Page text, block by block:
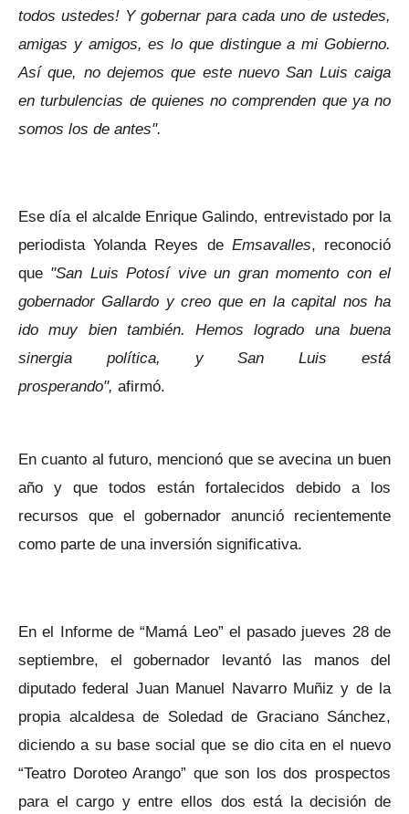
todos ustedes! Y gobernar para cada uno de ustedes,
amigas y amigos, es lo que distingue a mi Gobierno.
Así que, no dejemos que este nuevo San Luis caiga
en turbulencias de quienes no comprenden que ya no
somos los de antes".
Ese día el alcalde Enrique Galindo, entrevistado por la
periodista Yolanda Reyes de Emsavalles, reconoció
que "San Luis Potosí vive un gran momento con el
gobernador Gallardo y creo que en la capital nos ha
ido muy bien también. Hemos logrado una buena
sinergia política, y San Luis está
prosperando", afirmó.
En cuanto al futuro, mencionó que se avecina un buen
año y que todos están fortalecidos debido a los
recursos que el gobernador anunció recientemente
como parte de una inversión significativa.
En el Informe de “Mamá Leo” el pasado jueves 28 de
septiembre, el gobernador levantó las manos del
diputado federal Juan Manuel Navarro Muñiz y de la
propia alcaldesa de Soledad de Graciano Sánchez,
diciendo a su base social que se dio cita en el nuevo
“Teatro Doroteo Arango” que son los dos prospectos
para el cargo y entre ellos dos está la decisión de